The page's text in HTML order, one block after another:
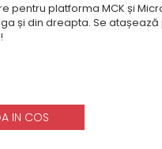
pentru platforma MCK și
și din dreapta. Se
IN COS